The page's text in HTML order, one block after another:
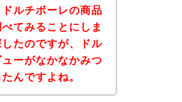
ルチボーレの商品
てみることにしま
たのですが、ドル
ーがなかなかみつ
んですよね。